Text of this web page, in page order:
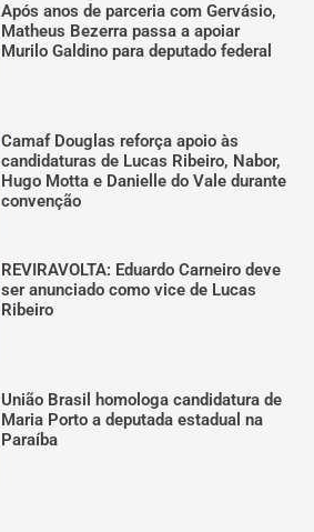
Após anos de parceria com Gervásio,
Matheus Bezerra passa a apoiar
Murilo Galdino para deputado federal
Camaf Douglas reforça apoio às
candidaturas de Lucas Ribeiro, Nabor,
Hugo Motta e Danielle do Vale durante
convenção
REVIRAVOLTA: Eduardo Carneiro deve
ser anunciado como vice de Lucas
Ribeiro
União Brasil homologa candidatura de
Maria Porto a deputada estadual na
Paraíba